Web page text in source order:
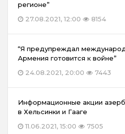
регионе”
27.08.2021, 12:00
8154
“Я предупреждал
Армения готовится к войне”
24.08.2021, 20:00
7443
Информационные акции
в Хельсинки и Гааге
11.06.2021, 15:00
7505